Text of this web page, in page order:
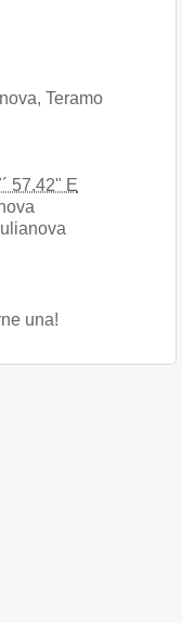
Teramo
57.42" E
una!